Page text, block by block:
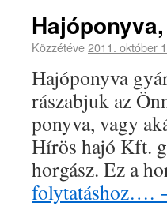
Közzétéve2011. október
Hajóponyva
rászabjuk az
ponyva, vagy
Hírös hajó Kft.
horgász. Ez a
folytatáshoz….